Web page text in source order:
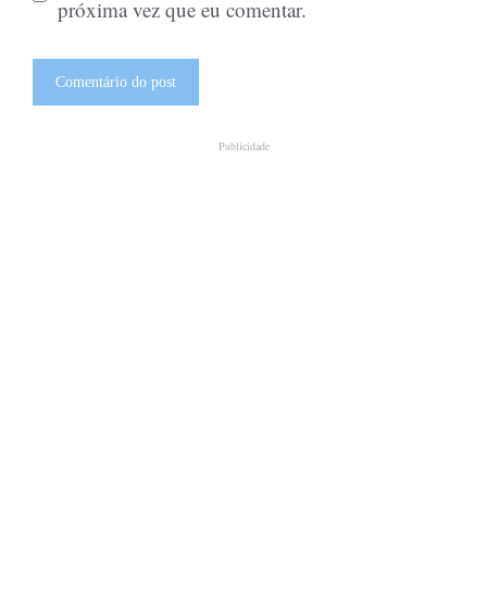
próxima vez que eu comentar.
Publicidade